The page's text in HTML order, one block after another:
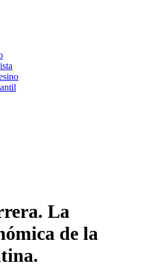
La
de la